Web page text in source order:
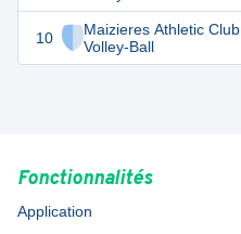
10
Maizieres Athletic Club
Volley-Ball
11 18
Fonctionnalités
Application